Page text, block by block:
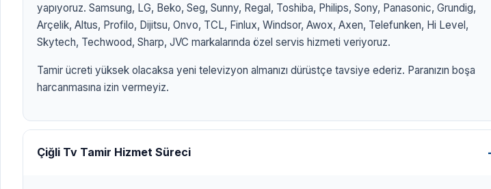
yapıyoruz. Samsung, LG, Beko, Seg, Sunny, Regal, Toshiba, Philips, Sony, Panasonic, Grundig,
Arçelik, Altus, Profilo, Dijitsu, Onvo, TCL, Finlux, Windsor, Awox, Axen, Telefunken, Hi Level,
Skytech, Techwood, Sharp, JVC markalarında özel servis hizmeti veriyoruz.
Tamir ücreti yüksek olacaksa yeni televizyon almanızı dürüstçe tavsiye ederiz. Paranızın boşa
harcanmasına izin vermeyiz.
Çiğli Tv Tamir Hizmet Süreci